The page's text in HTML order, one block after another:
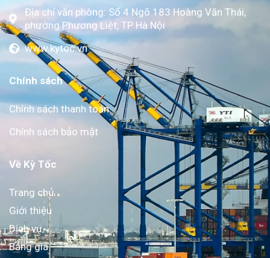
Địa chỉ văn phòng: Số 4 Ngõ 183 Hoàng Văn Thái,
phường Phương Liệt, TP Hà Nội
www.kytoc.vn
Chính sách
Chính sách thanh toán
Chính sách bảo mật
Về Kỳ Tốc
Trang chủ
Giới thiệu
Dịch vụ
Bảng giá